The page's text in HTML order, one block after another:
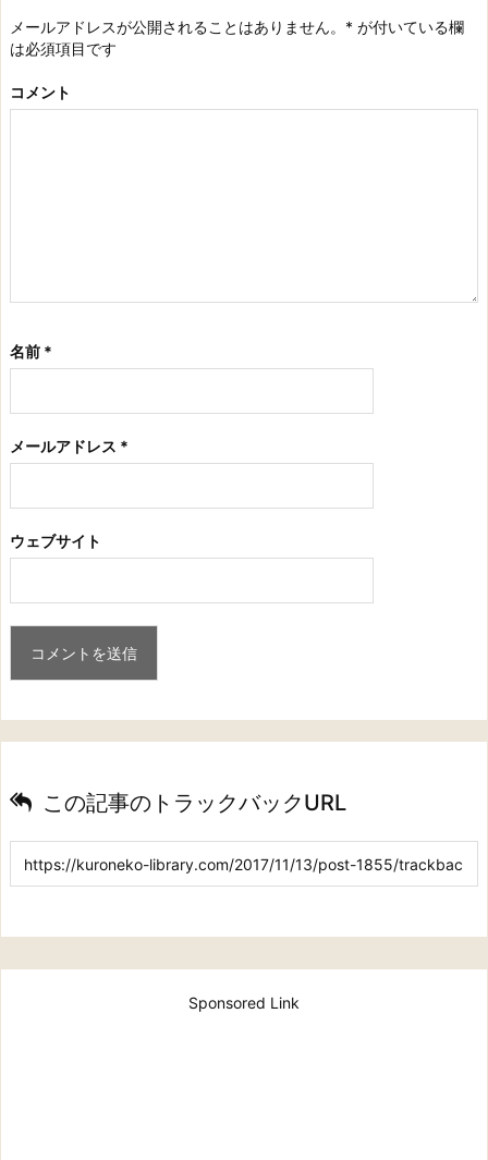
メールアドレスが公開されることはありません。 * が付いている欄
は必須項目です
コメント
名前 *
メールアドレス *
ウェブサイト
この記事のトラックバックURL
Sponsored Link